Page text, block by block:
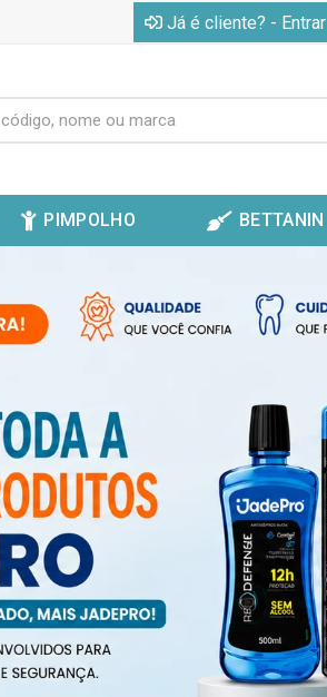
Já é cliente? - Entrar
PIMPOLHO BETTANIN